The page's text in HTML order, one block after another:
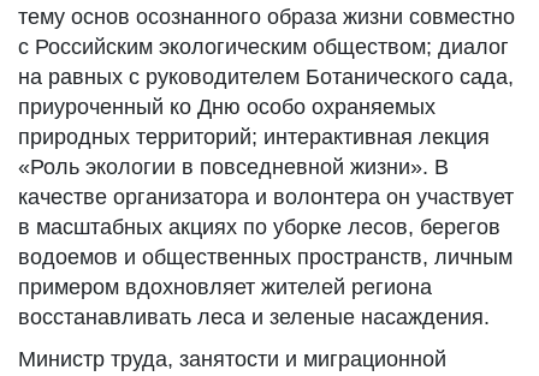
тему основ осознанного образа жизни совместно
с Российским экологическим обществом; диалог
на равных с руководителем Ботанического сада,
приуроченный ко Дню особо охраняемых
природных территорий; интерактивная лекция
«Роль экологии в повседневной жизни». В
качестве организатора и волонтера он участвует
в масштабных акциях по уборке лесов, берегов
водоемов и общественных пространств, личным
примером вдохновляет жителей региона
восстанавливать леса и зеленые насаждения.
Министр труда, занятости и миграционной